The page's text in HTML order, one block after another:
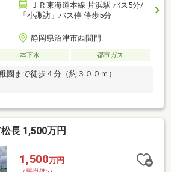
ＪＲ東海道本線 片浜駅 バス5分/
「小諏訪」バス停 停歩5分
静岡県沼津市西間門
本下水 都市ガス
園まで徒歩４分（約３００ｍ）
長 1,500万円
1,500万円